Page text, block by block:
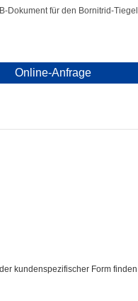
Dokument für den Bornitrid-
Online-Anfrage
kundenspezifischer Form